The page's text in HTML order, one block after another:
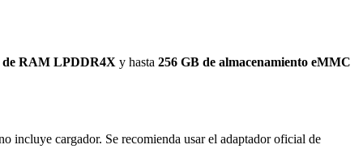
de RAM LPDDR4X y hasta 256 GB de almacenamiento eMMC
incluye cargador. Se recomienda usar el adaptador oficial de